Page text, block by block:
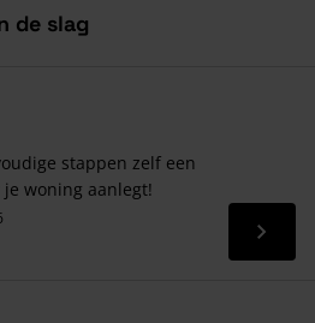
de slag
stappen zelf een
woning aanlegt!
Lees